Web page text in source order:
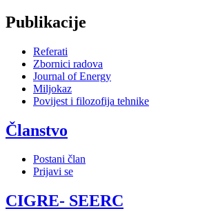
Publikacije
Referati
Zbornici radova
Journal of Energy
Miljokaz
Povijest i filozofija tehnike
Članstvo
Postani član
Prijavi se
CIGRE- SEERC